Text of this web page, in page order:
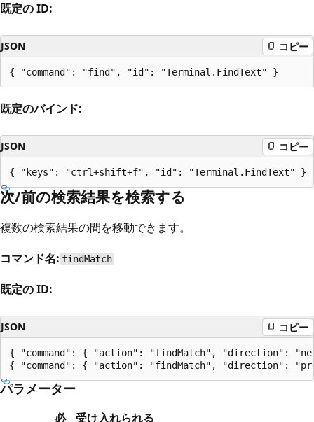
既定の ID:
JSON コピー
既定のバインド:
JSON コピー
次/前の検索結果を検索する
複数の検索結果の間を移動できます。
コマンド名: findMatch
既定の ID:
JSON コピー
{ "command": { "action": "findMatch", "direction":
パラメーター
必 受け入れられる